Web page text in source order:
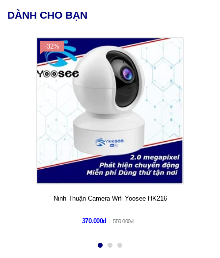
DÀNH CHO BẠN
-32%
Ninh Thuận Camera Wifi Yoosee HK216
370.000đ 550.000đ